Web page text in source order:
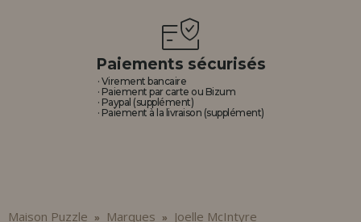
Paiements sécurisés
· Virement bancaire
· Paiement par carte ou Bizum
· Paypal (supplément)
· Paiement à la livraison (supplément)
Maison Puzzle » Marques » Joelle McIntyre